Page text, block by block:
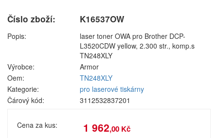
Nová registrace
Výrobci
Náplně
pro laserové tiskárny
pro inkoustové tiskárny
pro
prostředky
Textilní
Číslo zboží: K16537OW
Popis:
laser toner OWA pro Brother DCP-
L3520CDW yellow, 2.300 str., komp.s
TN248XLY
Výrobce:
Armor
Oem:
TN248XLY
Kategorie:
pro laserové tiskárny
Čárový kód:
3112532837201
Cena za kus: 1 962,00 Kč